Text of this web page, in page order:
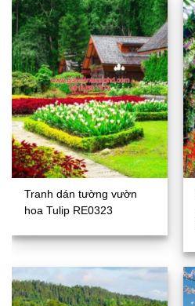
Tranh dán tường vườn
hoa Tulip RE0323